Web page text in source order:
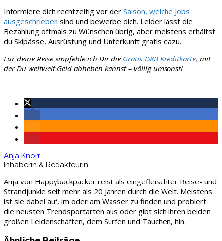
Informiere dich rechtzeitig vor der Saison, welche Jobs
ausgeschrieben sind und bewerbe dich. Leider lässt die
Bezahlung oftmals zu Wünschen übrig, aber meistens erhältst
du Skipässe, Ausrüstung und Unterkunft gratis dazu.
Für deine Reise empfehle ich Dir die Gratis-DKB Kreditkarte, mit
der Du weltweit Geld abheben kannst – völlig umsonst!
Anja Knorr
Inhaberin & Redakteurin
Anja von Happybackpacker reist als eingefleischter Reise- und
Strandjunkie seit mehr als 20 Jahren durch die Welt. Meistens
ist sie dabei auf, im oder am Wasser zu finden und probiert
die neusten Trendsportarten aus oder gibt sich ihren beiden
großen Leidenschaften, dem Surfen und Tauchen, hin.